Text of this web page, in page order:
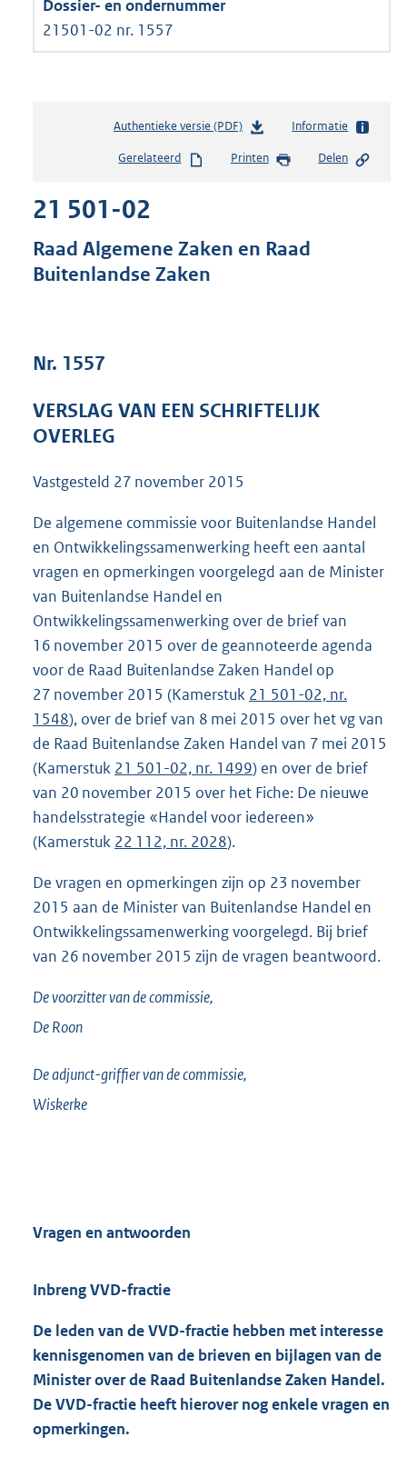
21501-02 nr. 1557
Authentieke versie (PDF)b
s
s
:
b
Informatie
Gerelateerd Printen Delen
21 501-02
Raad Algemene Zaken en Raad
Buitenlandse Zaken
Nr. 1557
VERSLAG VAN EEN SCHRIFTELIJK
OVERLEG
Vastgesteld 27 november 2015
De algemene commissie voor Buitenlandse Handel
en Ontwikkelingssamenwerking heeft een aantal
vragen en opmerkingen voorgelegd aan de Minister
van Buitenlandse Handel en
Ontwikkelingssamenwerking over de brief van
16 november 2015 over de geannoteerde agenda
voor de Raad Buitenlandse Zaken Handel op
27 november 2015 (Kamerstuk 21 501-02, nr.
1548), over de brief van 8 mei 2015 over het vg van
de Raad Buitenlandse Zaken Handel van 7 mei 2015
(Kamerstuk 21 501-02, nr. 1499) en over de brief
van 20 november 2015 over het Fiche: De nieuwe
handelsstrategie «Handel voor iedereen»
(Kamerstuk 22 112, nr. 2028).
De vragen en opmerkingen zijn op 23 november
2015 aan de Minister van Buitenlandse Handel en
Ontwikkelingssamenwerking voorgelegd. Bij brief
van 26 november 2015 zijn de vragen beantwoord.
De voorzitter van de commissie,
De Roon
De adjunct-griffier van de commissie,
Wiskerke
Vragen en antwoorden
Inbreng VVD-fractie
De leden van de VVD-fractie hebben met interesse
kennisgenomen van de brieven en bijlagen van de
Minister over de Raad Buitenlandse Zaken Handel.
De VVD-fractie heeft hierover nog enkele vragen en
opmerkingen.